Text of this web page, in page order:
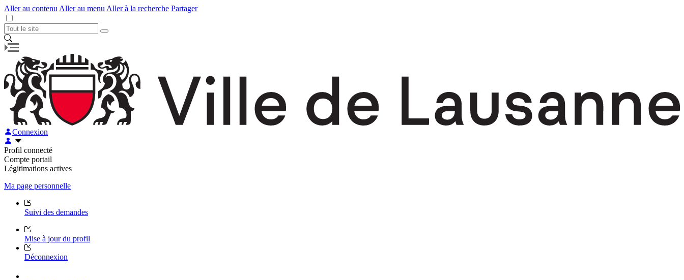
Aller au contenu Aller au menu Aller à la recherche Partager
Connexion
Profil connecté
Compte portail
Légitimations actives
Ma page personnelle
Suivi des demandes
Mise à jour du profil
Déconnexion